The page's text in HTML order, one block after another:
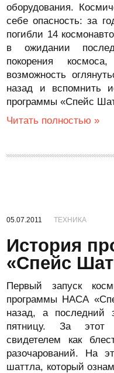
оборудования.
себе опасность: за
погибли 14
в ожидании
покорения
возможность
назад и вспомнить
программы «Спейс
Читать полностью »
05.07.2011 ТЕХНИКА
История
«Спейс
Первый запуск
программы НАСА
назад, а последний
пятницу. За этот
свидетелем как
разочарований. На
шаттла, который